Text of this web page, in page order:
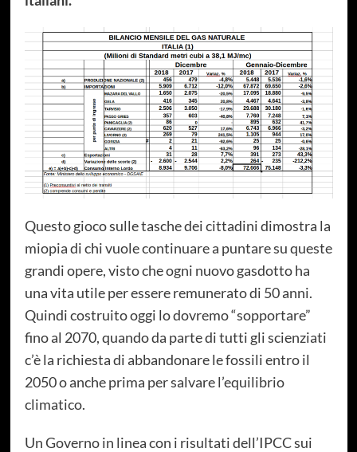
Questo gioco sulle tasche dei cittadini dimostra la
miopia di chi vuole continuare a puntare su queste
grandi opere, visto che ogni nuovo gasdotto ha
una vita utile per essere remunerato di 50 anni.
Quindi costruito oggi lo dovremo “sopportare”
fino al 2070, quando da parte di tutti gli scienziati
c’è la richiesta di abbandonare le fossili entro il
2050 o anche prima per salvare l’equilibrio
climatico.
Un Governo in linea con i risultati dell’IPCC sui